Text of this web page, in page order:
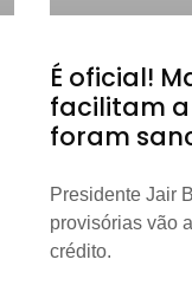
É oficial!
facilitam
foram
Presidente Jair
provisórias vão
crédito.